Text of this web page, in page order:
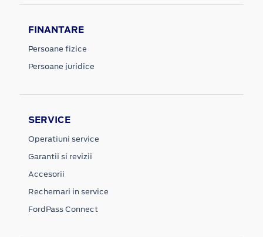
FINANTARE
Persoane fizice
Persoane juridice
SERVICE
Operatiuni service
Garantii si revizii
Accesorii
Rechemari in service
FordPass Connect